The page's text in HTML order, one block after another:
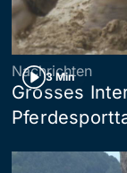
3 Min
Nachrichten
Grosses